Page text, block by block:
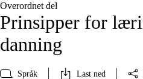
Overordnet del
Prinsipper for
danning
Språk Last ned